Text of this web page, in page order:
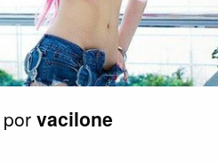
porvacilone